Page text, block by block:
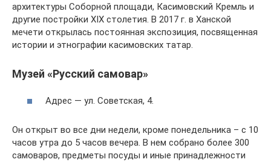
архитектуры Соборной площади, Касимовский Кремль и
другие постройки XIX столетия. В 2017 г. в Ханской
мечети открылась постоянная экспозиция, посвященная
истории и этнографии касимовских татар.
Музей «Русский самовар»
Адрес — ул. Советская, 4.
Он открыт во все дни недели, кроме понедельника – с 10
часов утра до 5 часов вечера. В нем собрано более 300
самоваров, предметы посуды и иные принадлежности